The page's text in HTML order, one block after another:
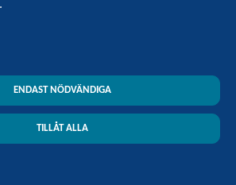
All rights reserved | Integritetspolicy
CMS
ENDAST NÖDVÄNDIGA
TILLÅT ALLA